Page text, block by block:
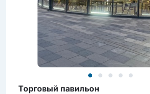
Торговый павильон